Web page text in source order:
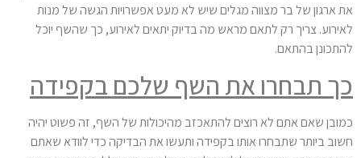
את ארגון של בר מצווה מגלים שיש לא מעט אפשרויות הגשה של מנות
לאירוע. צריך רק לתאם מראש מה בדיוק יתאים לאירוע, כך שהשף יוכל
להתכונן בהתאם.
כך תבחרו את השף שלכם בקפידה
כמובן שאם אתם לא רוצים להתאכזב מהיכולות של השף, זה פשוט יהיה
חשוב ביותר שתבחרו אותו בקפידה ותעשו את הבדיקה כדי לוודא שאתם